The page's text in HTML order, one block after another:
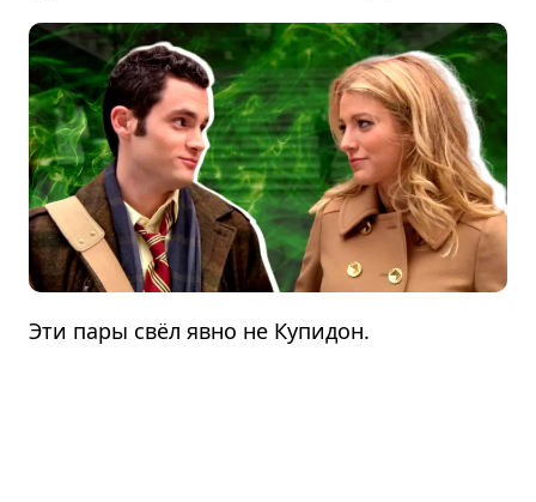
Эти пары свёл явно не Купидон.